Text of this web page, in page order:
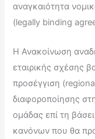
αναγκαιότητα
(legally binding
H Ανακοίνωση
εταιρικής σχέσης
προσέγγιση
διαφοροποίησης
ομάδας επί τη
κανόνων που θα